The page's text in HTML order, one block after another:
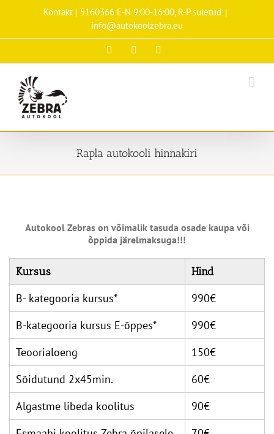
Kontakt | 5160366 E-N 9:00-16:00, R-P suletud |
info@autokoolzebra.eu
FacebookInstagram
Rapla autokooli hinnakiri
Autokool Zebras on võimalik tasuda osade kaupa või
õppida järelmaksuga!!!
Kursus Hind
B- kategooria kursus*
990€
B-kategooria kursus E-õppes*
990€
Teoorialoeng
150€
Sõidutund 2x45min.
60€
Algastme libeda koolitus
90€